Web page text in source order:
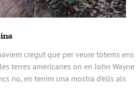
cregut que per veure tòtems ens
terres americanes on en John Wayne
no, en tenim una mostra d’ells als